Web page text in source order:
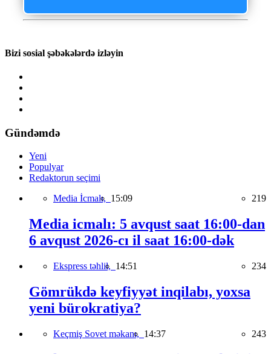
Bizi sosial şəbəkələrdə izləyin
Gündəmdə
Yeni
Populyar
Redaktorun seçimi
Media İcmalı, 15:09 219
Media icmalı: 5 avqust saat 16:00-dan
6 avqust 2026-cı il saat 16:00-dək
Ekspress təhlil, 14:51 234
Gömrükdə keyfiyyət inqilabı, yoxsa
yeni bürokratiya?
Keçmiş Sovet məkanı, 14:37 243